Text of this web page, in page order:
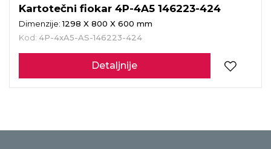
Kartotečni fiokar 4P-4A5 146223-424
Dimenzije:1298 X 800 X 600 mm
Kod: 4P-4xA5-AS-146223-424
Detaljnije